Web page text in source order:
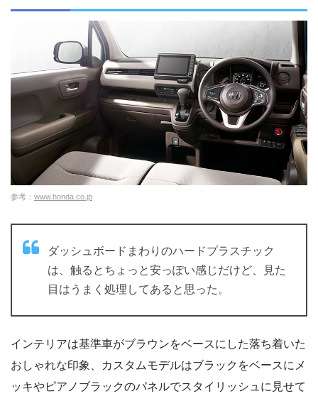
参考： www.honda.co.jp
ダッシュボードまわりのハードプラスチック
は、触るとちょっと安っぽい感じだけど、見た
目はうまく処理してあると思った。
インテリアは基準車がブラウンをベースにした落ち着いた
おしゃれな印象、カスタムモデルはブラックをベースにメ
ッキやピアノブラックのパネルでスタイリッシュに見せて